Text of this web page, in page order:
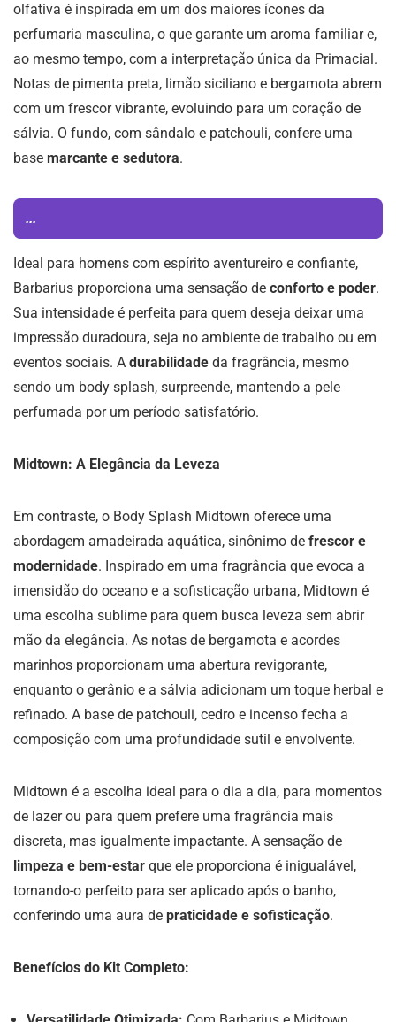
olfativa é inspirada em um dos maiores ícones da
perfumaria masculina, o que garante um aroma familiar e,
ao mesmo tempo, com a interpretação única da Primacial.
Notas de pimenta preta, limão siciliano e bergamota abrem
com um frescor vibrante, evoluindo para um coração de
sálvia. O fundo, com sândalo e patchouli, confere uma
base marcante e sedutora.
...
Ideal para homens com espírito aventureiro e confiante,
Barbarius proporciona uma sensação de conforto e poder.
Sua intensidade é perfeita para quem deseja deixar uma
impressão duradoura, seja no ambiente de trabalho ou em
eventos sociais. A durabilidade da fragrância, mesmo
sendo um body splash, surpreende, mantendo a pele
perfumada por um período satisfatório.
Midtown: A Elegância da Leveza
Em contraste, o Body Splash Midtown oferece uma
abordagem amadeirada aquática, sinônimo de frescor e
modernidade. Inspirado em uma fragrância que evoca a
imensidão do oceano e a sofisticação urbana, Midtown é
uma escolha sublime para quem busca leveza sem abrir
mão da elegância. As notas de bergamota e acordes
marinhos proporcionam uma abertura revigorante,
enquanto o gerânio e a sálvia adicionam um toque herbal e
refinado. A base de patchouli, cedro e incenso fecha a
composição com uma profundidade sutil e envolvente.
Midtown é a escolha ideal para o dia a dia, para momentos
de lazer ou para quem prefere uma fragrância mais
discreta, mas igualmente impactante. A sensação de
limpeza e bem-estar que ele proporciona é inigualável,
tornando-o perfeito para ser aplicado após o banho,
conferindo uma aura de praticidade e sofisticação.
Benefícios do Kit Completo: